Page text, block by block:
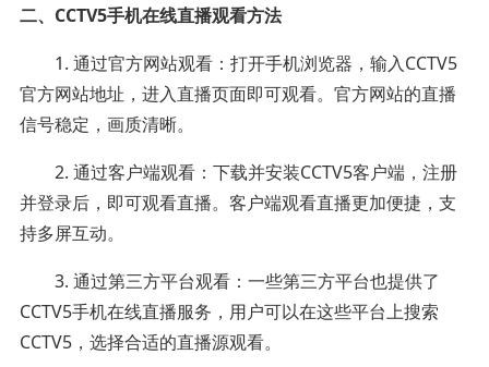
二、CCTV5手机在线直播观看方法
1. 通过官方网站观看：打开手机浏览器，输入CCTV5
官方网站地址，进入直播页面即可观看。官方网站的直播
信号稳定，画质清晰。
2. 通过客户端观看：下载并安装CCTV5客户端，注册
并登录后，即可观看直播。客户端观看直播更加便捷，支
持多屏互动。
3. 通过第三方平台观看：一些第三方平台也提供了
CCTV5手机在线直播服务，用户可以在这些平台上搜索
CCTV5，选择合适的直播源观看。